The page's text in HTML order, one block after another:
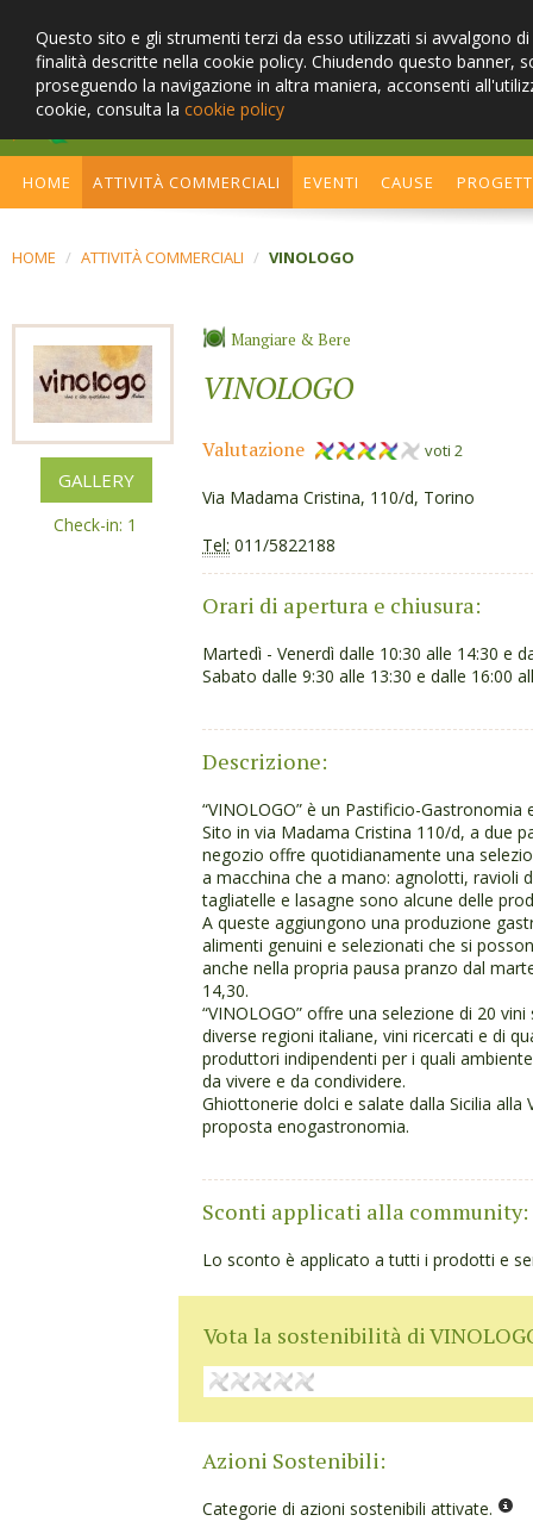
Questo sito e gli strumenti terzi da esso utilizzati si avvalgono
finalità descritte nella cookie policy. Chiudendo questo banner,
proseguendo la navigazione in altra maniera, acconsenti
cookie, consulta la cookie policy
HOME ATTIVITÀ COMMERCIALI EVENTI CAUSE
HOME / ATTIVITÀ COMMERCIALI / VINOLOGO
GALLERY
Check-in: 1
Mangiare & Bere
VINOLOGO
Valutazione voti 2
Via Madama Cristina, 110/d, Torino
Tel: 011/5822188
Orari di apertura e chiusura:
Martedì - Venerdì dalle 10:30 alle 14:30 e
Sabato dalle 9:30 alle 13:30 e dalle 16:00
Descrizione:
“VINOLOGO” è un Pastificio-Gastronomia
Sito in via Madama Cristina 110/d, a due
negozio offre quotidianamente una
a macchina che a mano: agnolotti, ravioli
tagliatelle e lasagne sono alcune delle
A queste aggiungono una produzione
alimenti genuini e selezionati che si
anche nella propria pausa pranzo dal
14,30.
“VINOLOGO” offre una selezione di 20
diverse regioni italiane, vini ricercati e di
produttori indipendenti per i quali
da vivere e da condividere.
Ghiottonerie dolci e salate dalla Sicilia alla
proposta enogastronomia.
Sconti applicati alla community:
Lo sconto è applicato a tutti i prodotti e
Vota la sostenibilità di
Azioni Sostenibili:
Categorie di azioni sostenibili attivate.